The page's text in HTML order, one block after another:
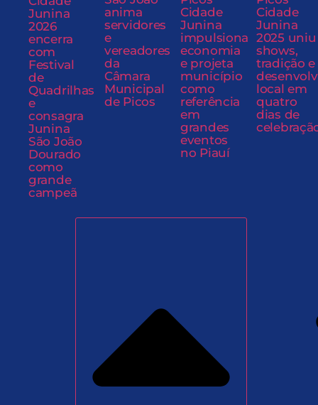
Junina
2026
encerra
com
Festival
de
Quadrilhas
e
consagra
Junina
São João
Dourado
como
grande
campeã
anima
servidores
e
vereadores
da
Câmara
Municipal
de Picos
Cidade
Junina
impulsiona
economia
e projeta
município
como
referência
em
grandes
eventos
no Piauí
Cidade
Junina
2025 uniu
shows,
tradição e
local em
quatro
dias de